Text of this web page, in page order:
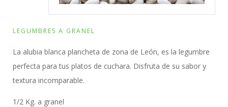
LEGUMBRES A GRANEL
La alubia blanca plancheta de zona de León, es la legumbre
perfecta para tus platos de cuchara. Disfruta de su sabor y
textura incomparable.
1/2 Kg. a granel